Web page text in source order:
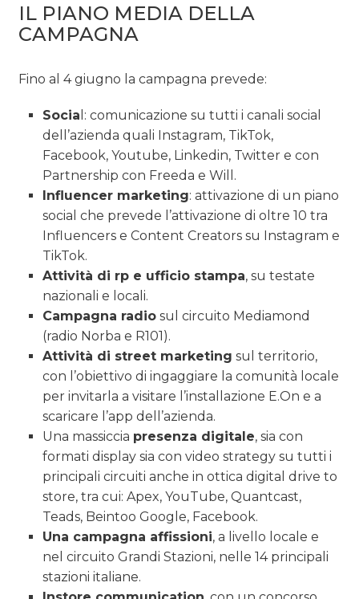
IL PIANO MEDIA DELLA
CAMPAGNA
Fino al 4 giugno la campagna prevede:
Socia l: comunicazione su tutti i canali social
dell’azienda quali Instagram, TikTok,
Facebook, Youtube, Linkedin, Twitter e con
Partnership con Freeda e Will.
Influencer marketing: attivazione di un piano
social che prevede l’attivazione di oltre 10 tra
Influencers e Content Creators su Instagram e
TikTok.
Attività di rp e ufficio stampa, su testate
nazionali e locali.
Campagna radio sul circuito Mediamond
(radio Norba e R101).
Attività di street marketing sul territorio,
con l’obiettivo di ingaggiare la comunità locale
per invitarla a visitare l’installazione E.On e a
scaricare l’app dell’azienda.
Una massiccia presenza digitale, sia con
formati display sia con video strategy su tutti i
principali circuiti anche in ottica digital drive to
store, tra cui: Apex, YouTube, Quantcast,
Teads, Beintoo Google, Facebook.
Una campagna affissioni, a livello locale e
nel circuito Grandi Stazioni, nelle 14 principali
stazioni italiane.